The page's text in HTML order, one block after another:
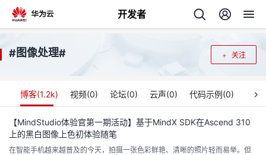
开发者
返
回
个
关注
#图像处理#
博客(1.2k) 视频(0) 论坛(0) 云声(0) 代码示例(0)
【MindStudio体验官第一期活动】基于MindX SDK在Ascend 310
上的黑白图像上色初体验随笔
在智能手机越来越普及的今天，拍摄一张色彩鲜艳、清晰的照片轻而易举。但